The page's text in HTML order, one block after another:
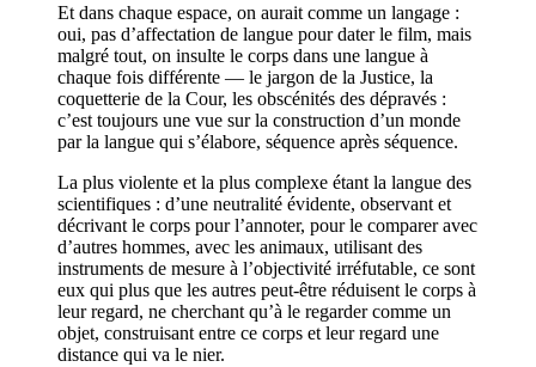
Et dans chaque espace, on aurait comme un langage :
oui, pas d’affectation de langue pour dater le film, mais
malgré tout, on insulte le corps dans une langue à
chaque fois différente — le jargon de la Justice, la
coquetterie de la Cour, les obscénités des dépravés :
c’est toujours une vue sur la construction d’un monde
par la langue qui s’élabore, séquence après séquence.
La plus violente et la plus complexe étant la langue des
scientifiques : d’une neutralité évidente, observant et
décrivant le corps pour l’annoter, pour le comparer avec
d’autres hommes, avec les animaux, utilisant des
instruments de mesure à l’objectivité irréfutable, ce sont
eux qui plus que les autres peut-être réduisent le corps à
leur regard, ne cherchant qu’à le regarder comme un
objet, construisant entre ce corps et leur regard une
distance qui va le nier.